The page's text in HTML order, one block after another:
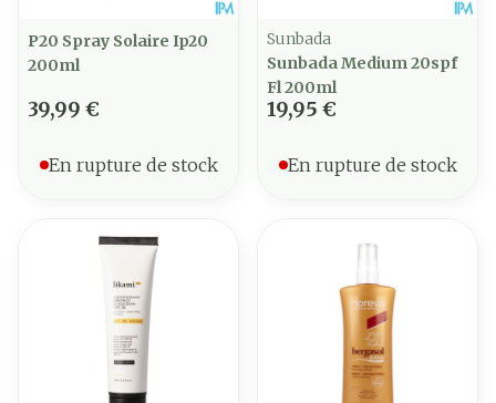
P20 Spray Solaire Ip20
200ml
39,99 €
En rupture de stock
Sunbada
Sunbada Medium 20spf
Fl 200ml
19,95 €
En rupture de stock